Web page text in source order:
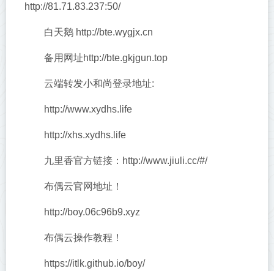
http://81.71.83.237:50/
白天鹅 http://bte.wygjx.cn
备用网址http://bte.gkjgun.top
云端转发小和尚登录地址:
http://www.xydhs.life
http://xhs.xydhs.life
九里香官方链接：http://www.jiuli.cc/#/
布偶云官网地址！
http://boy.06c96b9.xyz
布偶云操作教程！
https://itlk.github.io/boy/